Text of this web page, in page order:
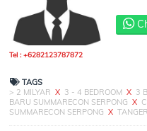
Tel : +6282123787872
TAGS
> 2 MILYAR X 3 - 4 BEDROOM X 3
BARU SUMMARECON SERPONG X
SUMMARECON SERPONG X